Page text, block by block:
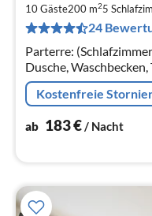
10 Gäste200 m25
24
Parterre:
Dusche,
Toilette)
Kostenfreie
ab 183€/ Nacht